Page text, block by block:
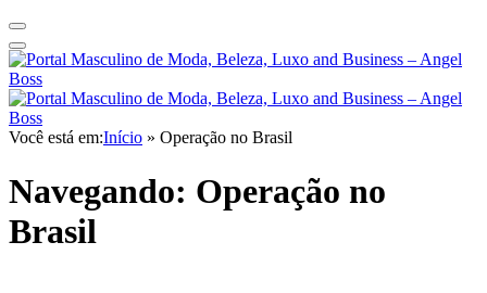
Você está em:Início » Operação no Brasil
Navegando: Operação no
Brasil